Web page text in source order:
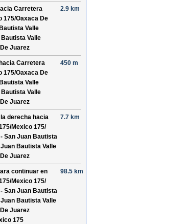
Carretera
175/Oaxaca De
Valle
Valle
Juarez
2.9 km
Carretera
175/Oaxaca De
Valle
Valle
Juarez
450 m
derecha hacia
Mexico 175/
San Juan Bautista
Bautista Valle
Juarez
7.7 km
continuar en
Mexico 175/
San Juan Bautista
Bautista Valle
Juarez
175
98.5 km